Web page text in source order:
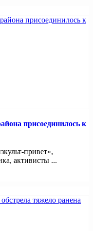
присоединилось к
привет»,
активисты ...